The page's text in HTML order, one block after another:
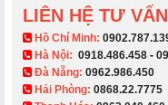
LIÊN HỆ TƯ VẤN
​ Hồ Chí Minh:
Hà Nội: 0918.486.458 -
Đà Nẵng: 0962.986.450
Hải Phòng: 0868.22.7775